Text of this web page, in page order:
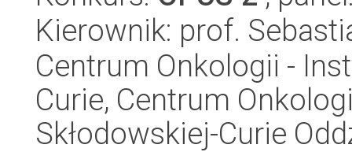
Kierownik: prof.
Centrum Onkologii -
Curie, Centrum
Skłodowskiej-Curie